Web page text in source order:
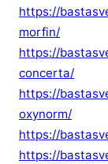
https://
morfin/
https://
concerta/
https://
oxynorm/
https://
https://